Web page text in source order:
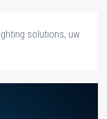
solutions, uw